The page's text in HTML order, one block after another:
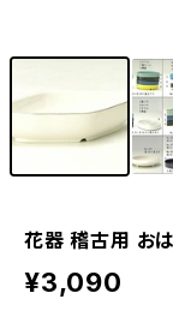
花器 稽古用 お
¥3,090